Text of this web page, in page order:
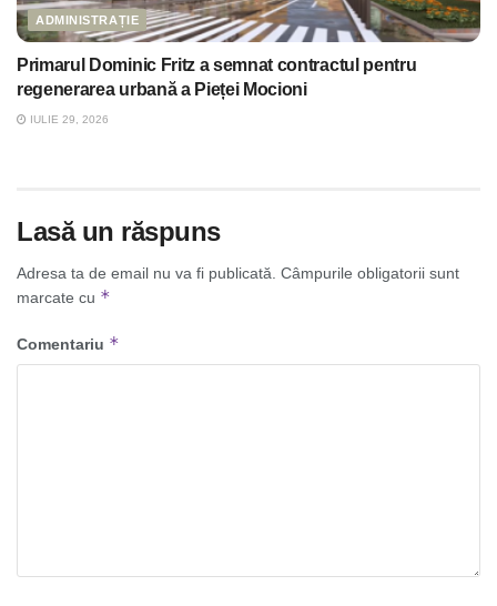
ADMINISTRAȚIE
Primarul Dominic Fritz a semnat contractul pentru
regenerarea urbană a Pieței Mocioni
IULIE 29, 2026
Lasă un răspuns
Adresa ta de email nu va fi publicată. Câmpurile obligatorii sunt
marcate cu *
Comentariu *